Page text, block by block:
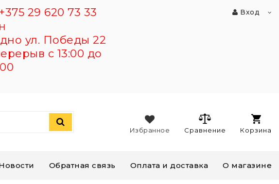
29 620 73 33
ул. Победы 22
с 13:00 до
Вход
Корзина
Сравнение
Избранное
Обратная связь Оплата и доставка О магазине